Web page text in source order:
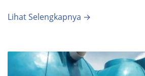
Lihat Selengkapnya →